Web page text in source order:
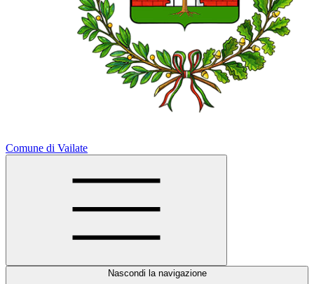
Comune di Vailate
Nascondi la navigazione